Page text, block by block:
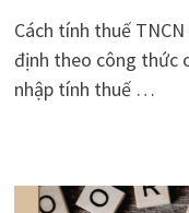
Cách tính thuế
định theo công thức
nhập tính thuế …